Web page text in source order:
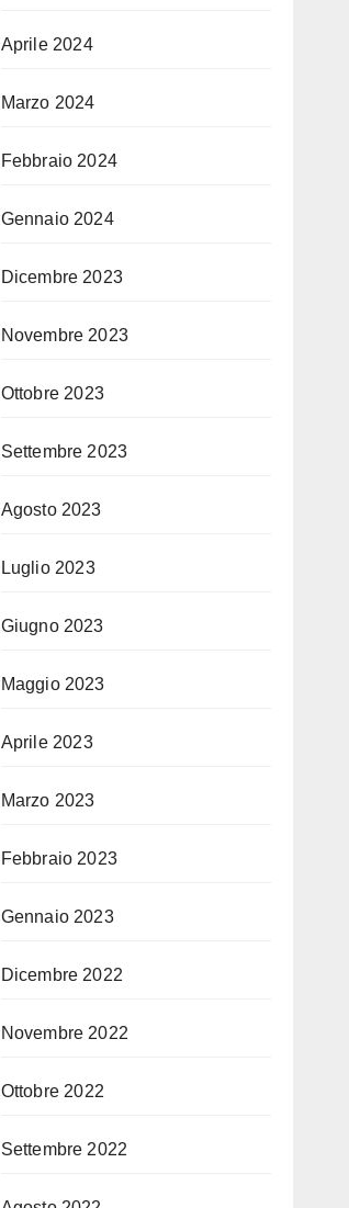
Aprile 2024
Marzo 2024
Febbraio 2024
Gennaio 2024
Dicembre 2023
Novembre 2023
Ottobre 2023
Settembre 2023
Agosto 2023
Luglio 2023
Giugno 2023
Maggio 2023
Aprile 2023
Marzo 2023
Febbraio 2023
Gennaio 2023
Dicembre 2022
Novembre 2022
Ottobre 2022
Settembre 2022